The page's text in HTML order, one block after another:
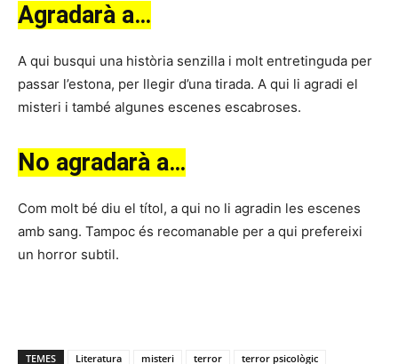
Agradarà a…
A qui busqui una història senzilla i molt entretinguda per
passar l’estona, per llegir d’una tirada. A qui li agradi el
misteri i també algunes escenes escabroses.
No agradarà a…
Com molt bé diu el títol, a qui no li agradin les escenes
amb sang. Tampoc és recomanable per a qui prefereixi
un horror subtil.
TEMES Literatura misteri terror terror psicològic